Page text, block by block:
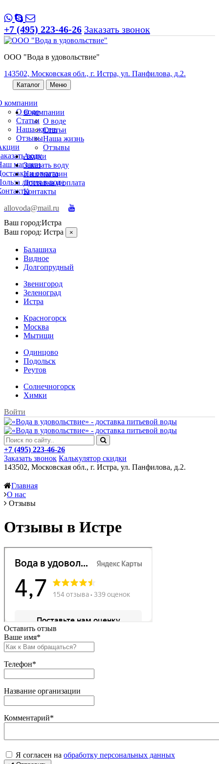
+7 (495) 223-46-26 Заказать звонок
ООО "Вода в удовольствие"
143502, Московская обл., г. Истра, ул. Панфилова, д.2.
Каталог Меню
компании
О воде
Статьи
Наша жизнь
Отзывы
воду
магазин
и оплата
лития в воде
О компании
О воде
Статьи
Наша жизнь
Отзывы
Акции
Заказать воду
Наш магазин
Доставка и оплата
Контакты
allovoda@mail.ru
Ваш город:Истра
Ваш город: Истра ×
Балашиха
Видное
Долгопрудный
Звенигород
Зеленоград
Истра
Красногорск
Москва
Мытищи
Одинцово
Подольск
Реутов
Солнечногорск
Химки
Войти
+7 (495) 223-46-26
Заказать звонок Калькулятор скидки
143502, Московская обл., г. Истра, ул. Панфилова, д.2.
Главная
О нас
Отзывы
Отзывы в Истре
Оставить отзыв
Ваше имя*
Телефон*
Название организации
Комментарий*
Я согласен на обработку персональных данных